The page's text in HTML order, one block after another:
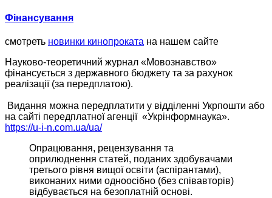
Фінансування
смотреть новинки кинопроката на нашем сайте
Науково-теоретичний журнал «Мовознавство»
фінансується з державного бюджету та за рахунок
реалізації (за передплатою).
Видання можна передплатити у відділенні Укрпошти або
на сайті передплатної агенції «Укрінформнаука».
https://u-i-n.com.ua/ua/
Опрацювання, рецензування та
оприлюднення статей, поданих здобувачами
третього рівня вищої освіти (аспірантами),
виконаних ними одноосібно (без співавторів)
відбувається на безоплатній основі.